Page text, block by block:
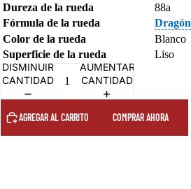
Dureza de la rueda
88a
Fórmula de la rueda
Dragón
Color de la rueda
Blanco
Superficie de la rueda
Liso
DISMINUIR
CANTIDAD
AUMENTAR
CANTIDAD
AGREGAR AL CARRITO COMPRAR AHORA